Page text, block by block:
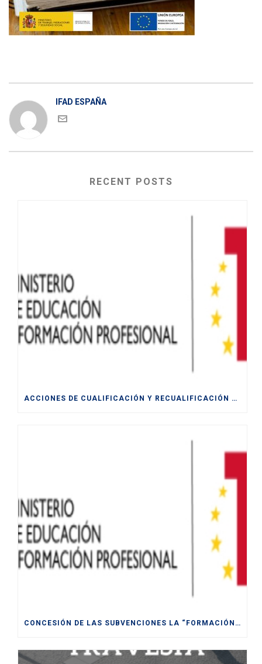
IFAD ESPAÑA
RECENT POSTS
ACCIONES DE CUALIFICACIÓN Y RECUALIFICACIÓN DE POBLACIÓN ACTIVA.
CONCESIÓN DE LAS SUBVENCIONES LA “FORMACIÓN MODULAR DESTINADA A LA CUALIFICACIÓN Y RECUALIFICACIÓN DE LA POBLACIÓN ACTIVA, FINANCIADAS POR LA UE- NEXT